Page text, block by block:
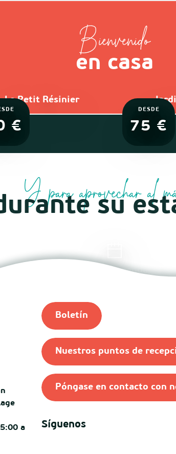
Bienvenido
en casa
€
Le Petit Résinier
DESDE
75 €
Y para aprovechar al
su
Toda la agenda
a
Boletín
Nuestros puntos de
Póngase en contacto con
Síguenos